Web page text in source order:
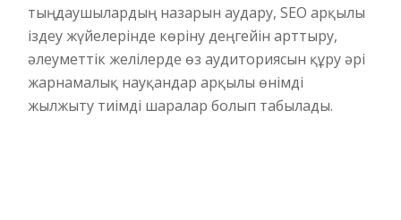
тыңдаушылардың назарын аудару, SEO арқылы
іздеу жүйелерінде көріну деңгейін арттыру,
әлеуметтік желілерде өз аудиториясын құру әрі
жарнамалық науқандар арқылы өнімді
жылжыту тиімді шаралар болып табылады.